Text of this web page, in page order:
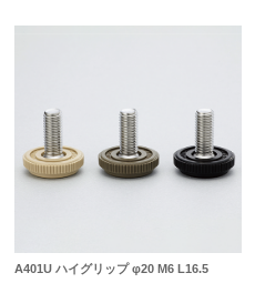
A401U ハイグリップ φ20 M6 L16.5